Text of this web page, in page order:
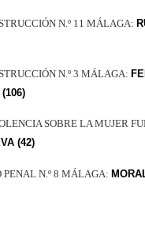
N.º 11 MÁLAGA:
N.º 3 MÁLAGA:
SOBRE LA MUJER
(42)
PENAL N.º 8 MÁLAGA: